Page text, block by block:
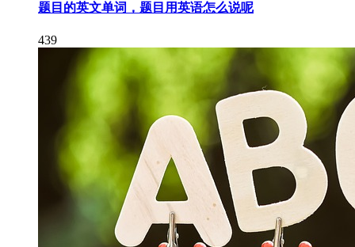
题目的英文单词，题目用英语怎么说呢
439